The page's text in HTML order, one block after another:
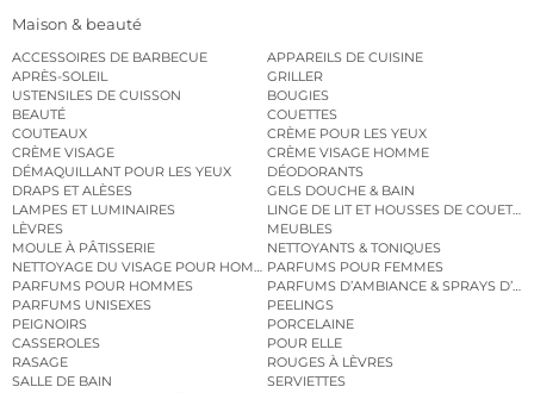
Maison & beauté
ACCESSOIRES DE BARBECUE
APPAREILS DE CUISINE
APRÈS-SOLEIL
GRILLER
USTENSILES DE CUISSON
BOUGIES
BEAUTÉ
COUETTES
COUTEAUX
CRÈME POUR LES YEUX
CRÈME VISAGE
CRÈME VISAGE HOMME
DÉMAQUILLANT POUR LES YEUX
DÉODORANTS
DRAPS ET ALÈSES
GELS DOUCHE & BAIN
LAMPES ET LUMINAIRES
LINGE DE LIT ET HOUSSES DE COUETTE
LÈVRES
MEUBLES
MOULE À PÂTISSERIE
NETTOYANTS & TONIQUES
NETTOYAGE DU VISAGE POUR HOMMESPARFUMS POUR FEMMES
PARFUMS POUR HOMMES
PARFUMS D’AMBIANCE & SPRAYS
PARFUMS UNISEXES
PEELINGS
PEIGNOIRS
PORCELAINE
CASSEROLES
POUR ELLE
RASAGE
ROUGES À LÈVRES
SALLE DE BAIN
SERVIETTES